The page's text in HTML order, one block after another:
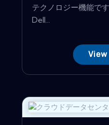
テクノロジー機能で
Dell...
View